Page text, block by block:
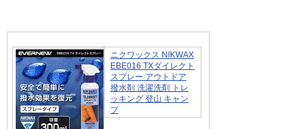
ニクワックス NIKWAX
EBE016 TXダイレクト
スプレー アウトドア
撥水剤 洗濯洗剤 トレ
ッキング 登山 キャン
プ